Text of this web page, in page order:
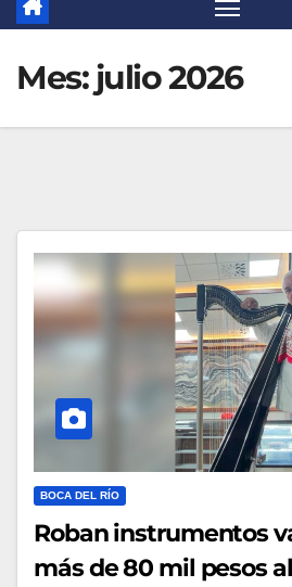
Mes:julio 2026
BOCA DEL RÍO
Roban instrumentos
más de 80 mil pesos